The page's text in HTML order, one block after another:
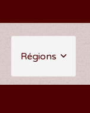
Régions